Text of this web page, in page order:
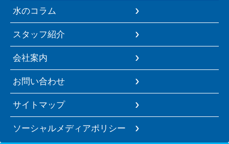
水のコラム
スタッフ紹介
会社案内
お問い合わせ
サイトマップ
ソーシャルメディアポリシー